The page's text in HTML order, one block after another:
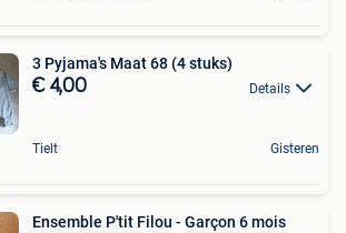
3 Pyjama's Maat 68 (4 stuks)
€ 4,00 Details
Tielt Gisteren
Ensemble P'tit Filou - Garçon 6 mois